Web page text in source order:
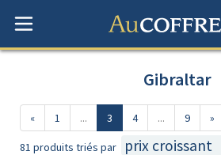
Gibraltar
« 1 ... 3 4 ... 9 »
81 produits triés par